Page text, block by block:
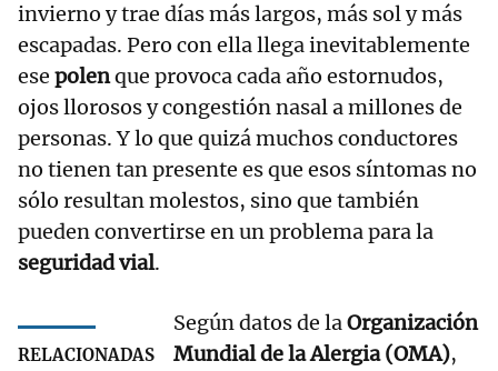
invierno y trae días más largos, más sol y más
escapadas. Pero con ella llega inevitablemente
ese polenque provoca cada año estornudos,
ojos llorosos y congestión nasal a millones de
personas. Y lo que quizá muchos conductores
no tienen tan presente es que esos síntomas no
sólo resultan molestos, sino que también
pueden convertirse en un problema para la
seguridad vial.
RELACIONADAS
Según datos de laOrganización
Mundial de la Alergia (OMA),